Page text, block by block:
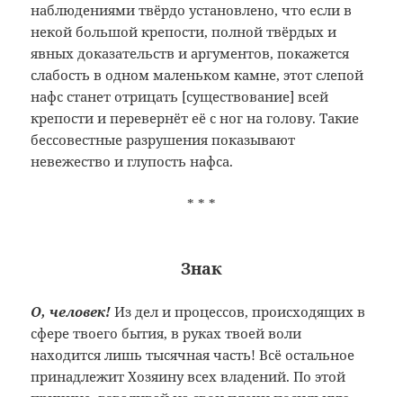
наблюдениями твёрдо установлено, что если в
некой большой крепости, полной твёрдых и
явных доказательств и аргументов, покажется
слабость в одном маленьком камне, этот слепой
нафс станет отрицать [существование] всей
крепости и перевернёт её с ног на голову. Такие
бессовестные разрушения показывают
невежество и глупость нафса.
* * *
Знак
О, человек! Из дел и процессов, происходящих в
сфере твоего бытия, в руках твоей воли
находится лишь тысячная часть! Всё остальное
принадлежит Хозяину всех владений. По этой